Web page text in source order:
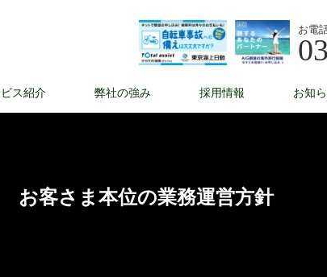
お電
ス紹介 弊社の強み 採用情報 お知
お客さま本位の業務運営方針